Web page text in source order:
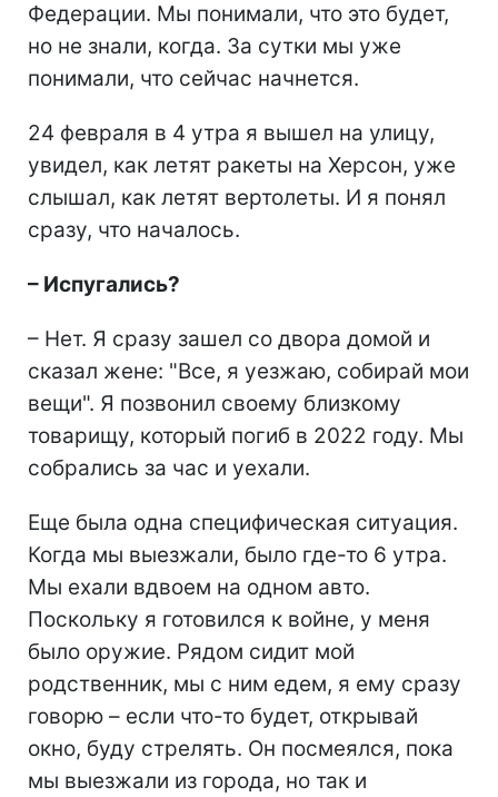
Федерации. Мы понимали, что это будет,
но не знали, когда. За сутки мы уже
понимали, что сейчас начнется.
24 февраля в 4 утра я вышел на улицу,
увидел, как летят ракеты на Херсон, уже
слышал, как летят вертолеты. И я понял
сразу, что началось.
– Испугались?
– Нет. Я сразу зашел со двора домой и
сказал жене: "Все, я уезжаю, собирай мои
вещи". Я позвонил своему близкому
товарищу, который погиб в 2022 году. Мы
собрались за час и уехали.
Еще была одна специфическая ситуация.
Когда мы выезжали, было где-то 6 утра.
Мы ехали вдвоем на одном авто.
Поскольку я готовился к войне, у меня
было оружие. Рядом сидит мой
родственник, мы с ним едем, я ему сразу
говорю – если что-то будет, открывай
окно, буду стрелять. Он посмеялся, пока
мы выезжали из города, но так и